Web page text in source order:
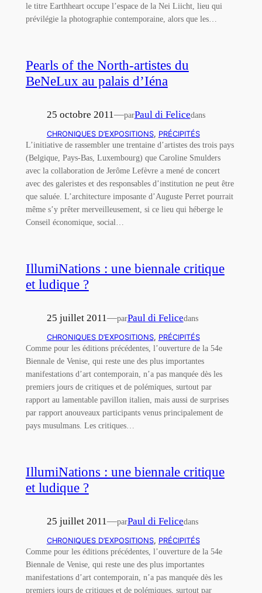
le titre Earthheart occupe l’espace de la Nei Liicht, lieu qui
prévilégie la photographie contemporaine, alors que les…
Pearls of the North-artistes du
BeNeLux au palais d’Iéna
25 octobre 2011—parPaul di Felicedans
CHRONIQUES D’EXPOSITIONS, PRÉCIPITÉS
L’initiative de rassembler une trentaine d’artistes des trois pays
(Belgique, Pays-Bas, Luxembourg) que Caroline Smulders
avec la collaboration de Jerôme Lefèvre a mené de concert
avec des galeristes et des responsables d’institution ne peut être
que saluée. L’architecture imposante d’Auguste Perret pourrait
même s’y prêter merveilleusement, si ce lieu qui héberge le
Conseil économique, social…
IllumiNations : une biennale critique
et ludique ?
25 juillet 2011—parPaul di Felicedans
CHRONIQUES D’EXPOSITIONS, PRÉCIPITÉS
Comme pour les éditions précédentes, l’ouverture de la 54e
Biennale de Venise, qui reste une des plus importantes
manifestations d’art contemporain, n’a pas manquée dès les
premiers jours de critiques et de polémiques, surtout par
rapport au lamentable pavillon italien, mais aussi de surprises
par rapport anouveaux participants venus principalement de
pays musulmans. Les critiques…
IllumiNations : une biennale critique
et ludique ?
25 juillet 2011—parPaul di Felicedans
CHRONIQUES D’EXPOSITIONS, PRÉCIPITÉS
Comme pour les éditions précédentes, l’ouverture de la 54e
Biennale de Venise, qui reste une des plus importantes
manifestations d’art contemporain, n’a pas manquée dès les
premiers jours de critiques et de polémiques, surtout par